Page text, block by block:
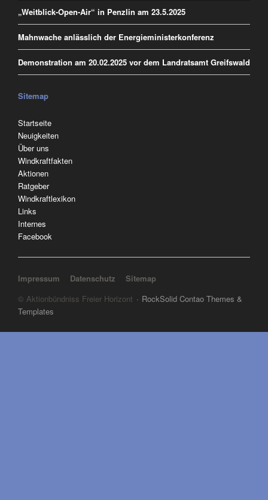
„Weitblick-Open-Air“ in Penzlin am 23.5.2025
Mahnwache anlässlich der Energieministerkonferenz
Demonstration am 20.02.2025 vor dem Landratsamt Greifswald
Sitemap
Navigation
überspringen
Startseite
Neuigkeiten
Über uns
Windkraftfakten
Aktionen
Ratgeber
Windkraftlexikon
Links
Internes
Facebook
Navigation überspringen
Impressum Datenschutz
Sitemap
© Aktionbündniss Freier Horizont
RockSolid Contao Themes &
Templates